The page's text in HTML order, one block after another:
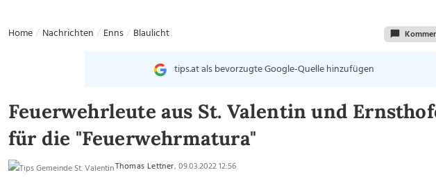
Home Nachrichten Enns Blaulicht
tips.at als bevorzugte Google-Quelle hinzufügen
Feuerwehrleute aus St. Valentin und
für die "Feuerwehrmatura"
Thomas Lettner, 09.03.2022 12:56